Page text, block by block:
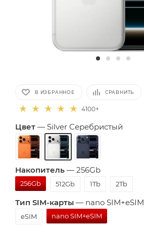
В ИЗБРАННОЕ СРАВНИТЬ
4100+
Цвет — Silver Серебристый
Накопитель — 256Gb
256Gb 512Gb 1Tb 2Tb
Тип SIM-карты — nano SIM+eSIM
eSIM nano SIM+eSIM